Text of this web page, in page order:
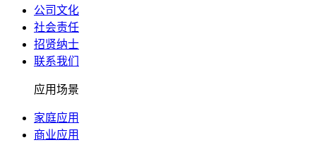
公司文化
社会责任
招贤纳士
联系我们
应用场景
家庭应用
商业应用